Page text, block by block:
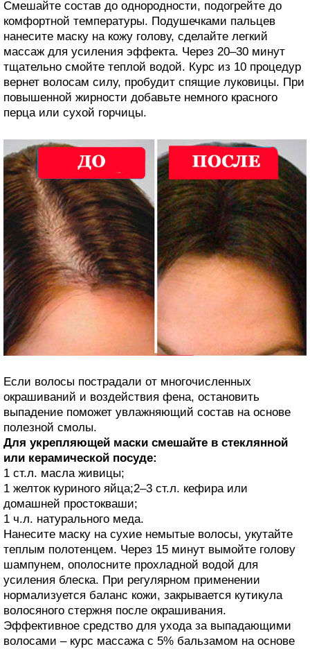
Смешайте состав до однородности, подогрейте до
комфортной температуры. Подушечками пальцев
нанесите маску на кожу голову, сделайте легкий
массаж для усиления эффекта. Через 20–30 минут
тщательно смойте теплой водой. Курс из 10 процедур
вернет волосам силу, пробудит спящие луковицы. При
повышенной жирности добавьте немного красного
перца или сухой горчицы.
Если волосы пострадали от многочисленных
окрашиваний и воздействия фена, остановить
выпадение поможет увлажняющий состав на основе
полезной смолы.
Для укрепляющей маски смешайте в стеклянной
или керамической посуде:
1 ст.л. масла живицы;
1 желток куриного яйца;2–3 ст.л. кефира или
домашней простокваши;
1 ч.л. натурального меда.
Нанесите маску на сухие немытые волосы, укутайте
теплым полотенцем. Через 15 минут вымойте голову
шампунем, ополосните прохладной водой для
усиления блеска. При регулярном применении
нормализуется баланс кожи, закрывается кутикула
волосяного стержня после окрашивания.
Эффективное средство для ухода за выпадающими
волосами – курс массажа с 5% бальзамом на основе